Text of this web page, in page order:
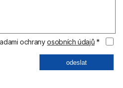
ochranyosobních údajů*
odeslat